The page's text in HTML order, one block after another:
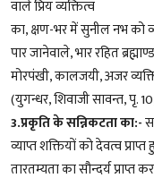
वाले प्रिय व्यक्तित्व
का, क्षण-भर में सुनील नभ को
पार जानेवाले, भार रहित
मोरपंखी, कालजयी, अजर
(युगन्धर, शिवाजी सावन्त, पृ.
3.प्रकृति के सन्निकटता का:-
व्याप्त शक्तियों को देवत्व
तारतम्यता का सौन्दर्य